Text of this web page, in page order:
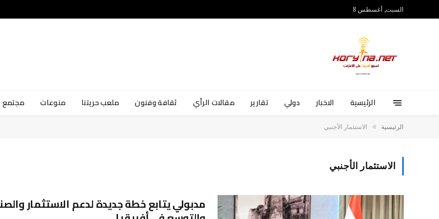
السبت, أغسطس 8
الرئيسية الاخبار دولي تقارير مقالات الرأي ثقافة وفنون ملعب حريتنا منوعات
الرئيسية » الاستثمار الأجنبي
الاستثمار الأجنبي
مدبولي يتابع خطة جديدة لدعم الاستثمار